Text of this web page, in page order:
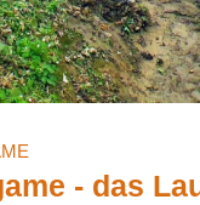
- das